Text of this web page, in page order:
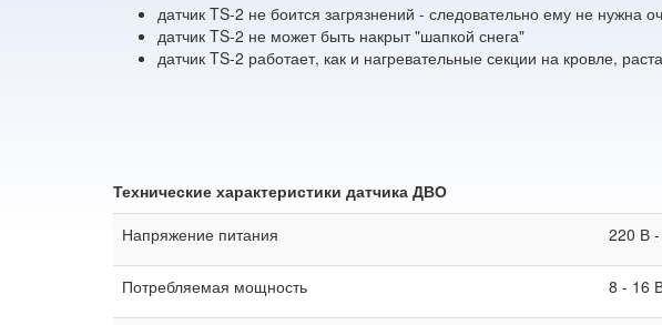
датчик TS-2 не боится загрязнений - следовательно ему не нужна
датчик TS-2 не может быть накрыт "шапкой снега"
датчик TS-2 работает, как и нагревательные секции на кровле,
Технические характеристики датчика ДВО
Напряжение питания
220 В
Потребляемая мощность 8 - 16